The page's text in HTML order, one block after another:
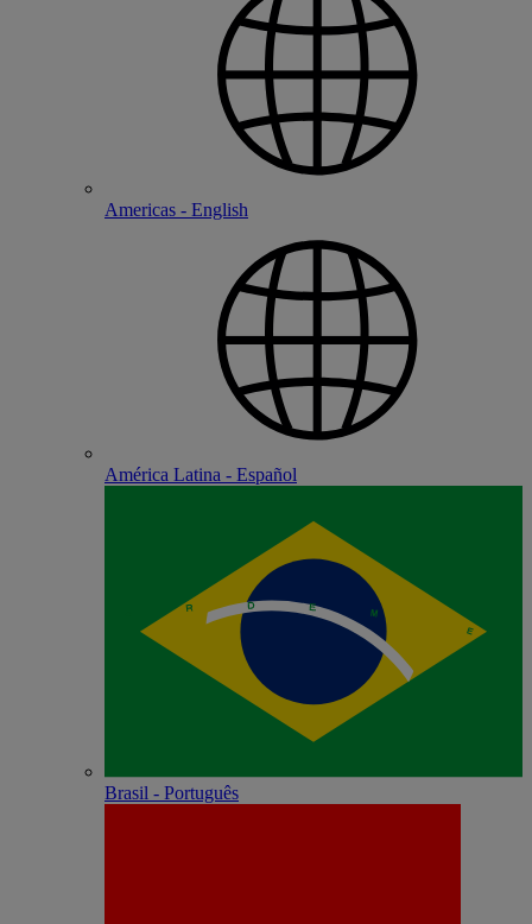
Americas - English
América Latina - Español
Brasil - Português